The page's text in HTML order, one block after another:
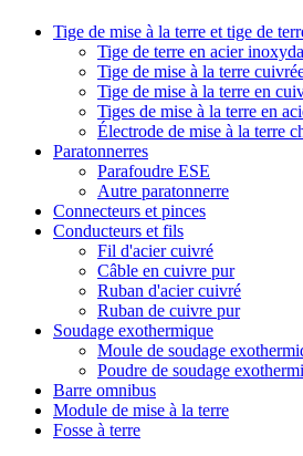
Tige de mise à la terre et tige de
Tige de terre en acier
Tige de mise à la terre
Tige de mise à la terre en
Tiges de mise à la terre en
Électrode de mise à la terre
Paratonnerres
Parafoudre ESE
Autre paratonnerre
Connecteurs et pinces
Conducteurs et fils
Fil d'acier cuivré
Câble en cuivre pur
Ruban d'acier cuivré
Ruban de cuivre pur
Soudage exothermique
Moule de soudage
Poudre de soudage
Barre omnibus
Module de mise à la terre
Fosse à terre